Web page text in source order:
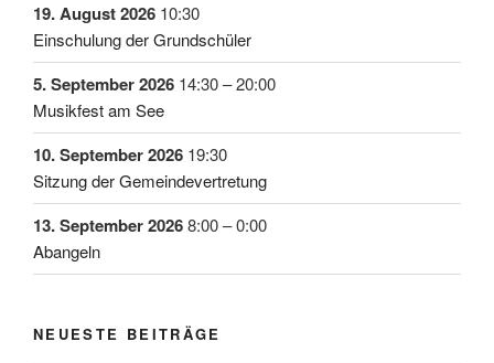
19. August 2026 10:30
Einschulung der Grundschüler
5. September 2026 14:30–20:00
Musikfest am See
10. September 2026 19:30
Sitzung der Gemeindevertretung
13. September 20268:00–0:00
Abangeln
NEUESTE BEITRÄGE